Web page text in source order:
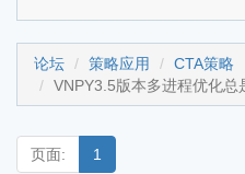
论坛 策略应用
CTA策略
VNPY3.5版本多进程优化总
页面: 1